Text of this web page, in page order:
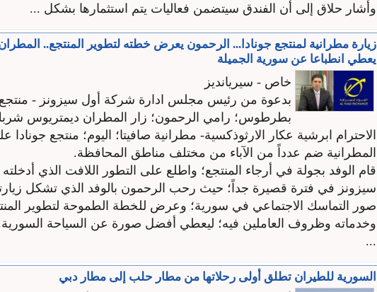
وأشار حلاق إلى أن الفندق سيتضمن فعاليات يتم استثمارها بشكل ...
زيارة مطرانية لمنتجع جونادا... الرحمون يعرض خطته لتطوير المنتجع..
يعطي انطباعا عن سورية الجميلة
خاص - سيريانديز
بدعوة من رئيس مجلس ادارة شركة أول سيزونز - منتجع
بطرطوس؛ رامي الرحمون؛ زار المطران ديمتريوس
الاحترام ابرشية عكار الارثوذكسية- مطرانية صافيتا؛ اليوم؛ منتجع
المطرانية ضم عدداً من الآباء من مختلف مناطق المحافظة.
قام الوفد بجولة في أرجاء المنتجع؛ واطلع على التطور اللافت الذي
سيزونز في فترة قصيرة جداً؛ حيث رحب الرحمون بالوفد الذي تشكل
صور التماسك الاجتماعي في سورية؛ وعرض للخطة الطموحة لتطوير
وخدماته وظروف العاملين فيه؛ ليعطي أفضل صورة عن السياحة
...
السورية للطيران تطلق أولى رحلاتها من مطار حلب إلى مطار دبي